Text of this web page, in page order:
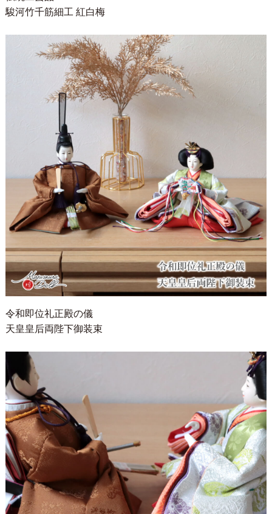
駿河竹千筋細工 紅白梅
令和即位礼正殿の儀
天皇皇后両陛下御装束